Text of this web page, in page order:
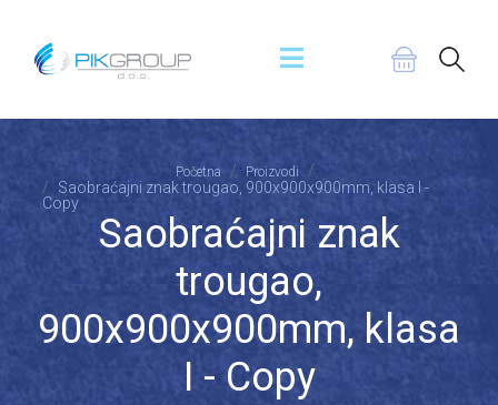
Početna Proizvodi
Saobraćajni znak trougao, 900x900x900mm, klasa I -
Copy
Saobraćajni znak
trougao,
900x900x900mm, klasa
I - Copy